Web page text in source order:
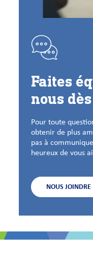
Faites
nous
Pour toute
obtenir de plus
pas à
heureux de vous
NOUS JOINDRE